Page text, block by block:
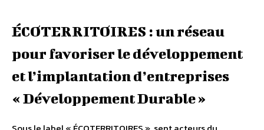
ÉCOTERRITOIRES : un réseau
pour favoriser le développement
et l’implantation d’entreprises
« Développement Durable »